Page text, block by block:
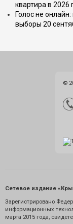
квартира в 2026
Голос не
выборы 20
©
Сетевое издание
Зарегистрировано
информационных
марта 2015 года,